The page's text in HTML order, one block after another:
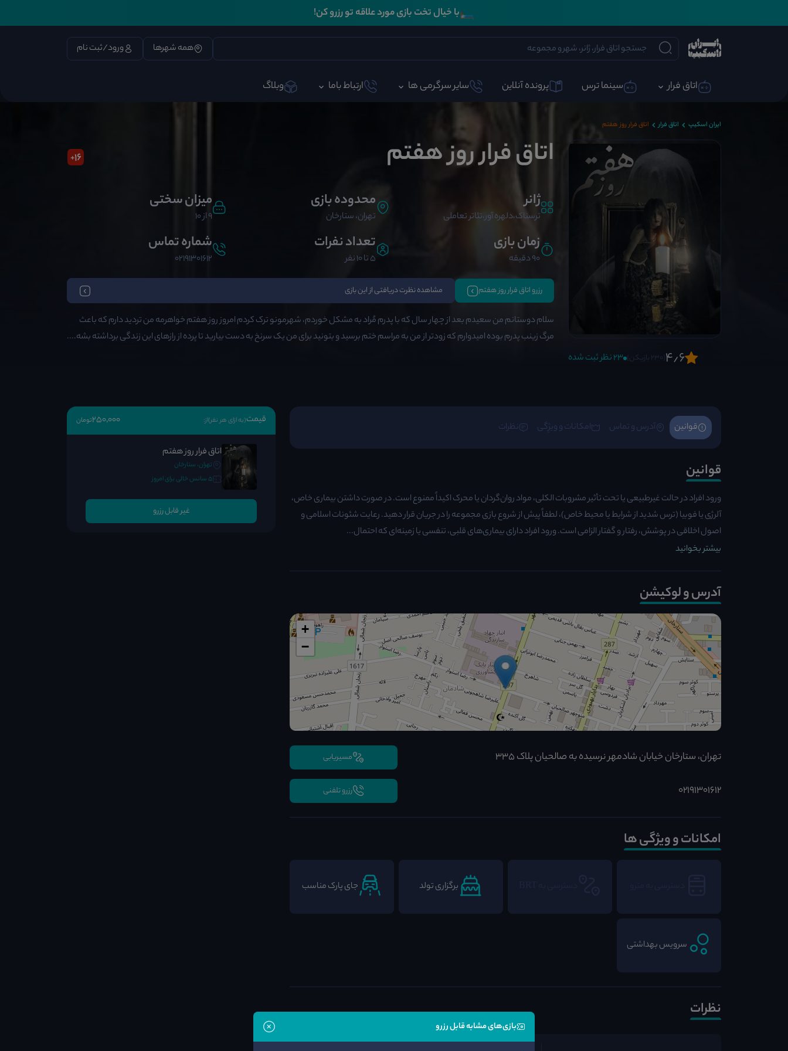
🛏️با خیال تخت بازی مورد علاقه تو رزرو کن!
همه شهرها ورود/ثبت نام
اتاق فرار سینما ترس پرونده آنلاین سایر سرگرمی ها ارتباط باما وبلاگ
ایران اسکیپ اتاق فرار اتاق فرار روز هفتم
4٫6(230 بازیکن) 23 نظر ثبت شده
اتاق فرار روز هفتم 16
+
ژانر
ترسناک،دلهره آور،تئاتر تعاملی
محدوده بازی
تهران، ستارخان
میزان سختی
9 از 10
زمان بازی
90 دقیقه
تعداد نفرات
5 تا 10 نفر
شماره تماس
02191301612
رزرو اتاق فرار روز هفتم مشاهده نظرت دریافتی از این بازی
سلام دوستانم من سعیدم بعد از چهار سال که با پدرم مُراد به مشکل خوردم، شهرمونو ترک کردم امروز روز هفتم خواهرمه من تردید دارم که باعث
مرگ زینب پدرم بوده امیدوارم که زودتر از من به مراسم ختم برسید و بتونید برای من یک سرنخ به دست بیارید تا پرده از رازهای این زندگی برداشته بشه....
قوانین آدرس و تماس امکانات و ویژِگی نظرات
قوانین
ورود افراد در حالت غیرطبیعی یا تحت تأثیر مشروبات الکلی، مواد روان‌گردان یا محرک اکیداً ممنوع است. در صورت داشتن بیماری خاص،
آلرژی یا فوبیا (ترس شدید از شرایط یا محیط خاص)، لطفاً پیش از شروع بازی مجموعه را در جریان قرار دهید. رعایت شئونات اسلامی و
اصول اخلاقی در پوشش، رفتار و گفتار الزامی است. ورود افراد دارای بیماری‌های قلبی، تنفسی یا زمینه‌ای که احتمال...
بیشتر بخوانید
آدرس و لوکیشن
+
−
تهران، ستارخان خیابان شادمهر نرسیده به صالحیان پلاک ۳۳۵ مسیریابی
02191301612 رزرو تلفنی
امکانات و ویژگی ها
برگزاری تولد جای پارک مناسب
سرویس بهداشتی
نظرات
قیمت(به ازای هر نفر)از: 250٬000تومان
اتاق فرار روز هفتم
تهران، ستارخان
5 سانس خالی برای امروز
غیر قابل رزرو
بازی‌های مشابه قابل رزرو